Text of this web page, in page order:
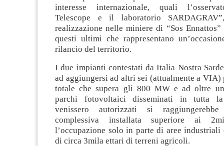
interesse internazionale, quali
Telescope e il laboratorio
realizzazione nelle miniere di “Sos
questi ultimi che rappresentano
rilancio del territorio.
I due impianti contestati da Italia Nostra
ad aggiungersi ad altri sei (attualmente a VIA)
totale che supera gli 800 MW e ad oltre
parchi fotovoltaici disseminati in tutta la
venissero autorizzati si
complessiva installata superiore ai
l’occupazione solo in parte di aree industriali
di circa 3mila ettari di terreni agricoli.